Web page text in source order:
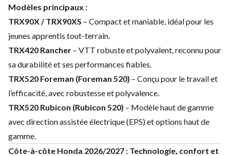
Modèles principaux :
TRX90X / TRX90XS – Compact et maniable, idéal pour les
jeunes apprentis tout-terrain.
TRX420 Rancher – VTT robuste et polyvalent, reconnu pour
sa durabilité et ses performances fiables.
TRX520 Foreman (Foreman 520) – Conçu pour le travail et
l’efficacité, avec robustesse et polyvalence.
TRX520 Rubicon (Rubicon 520) – Modèle haut de gamme
avec direction assistée électrique (EPS) et options haut de
gamme.
Côte-à-côte Honda 2026/2027 : Technologie, confort et